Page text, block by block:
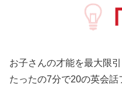
お子さんの才能を最大限
たったの7分で20の英会